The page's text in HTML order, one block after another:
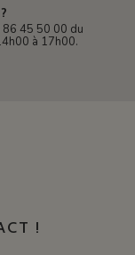
86 45 50 00 du
à 17h00.
!